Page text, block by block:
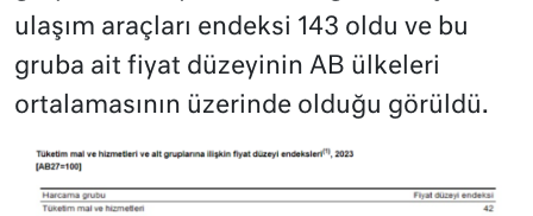
ulaşım araçları endeksi 143 oldu ve bu
gruba ait fiyat düzeyinin AB ülkeleri
ortalamasının üzerinde olduğu görüldü.